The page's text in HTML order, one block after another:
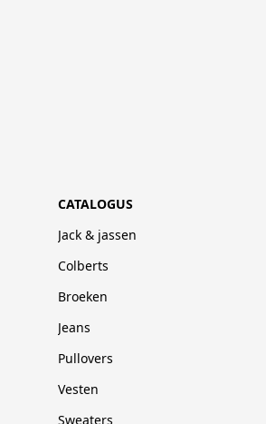
CATALOGUS
Jack & jassen
Colberts
Broeken
Jeans
Pullovers
Vesten
Sweaters